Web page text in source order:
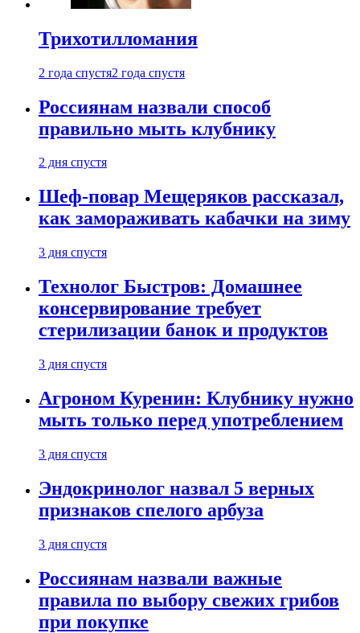
Трихотилломания
2 года спустя2 года спустя
Россиянам назвали способ
правильно мыть клубнику
2 дня спустя
Шеф-повар Мещеряков рассказал,
как замораживать кабачки на зиму
3 дня спустя
Технолог Быстров: Домашнее
консервирование требует
стерилизации банок и продуктов
3 дня спустя
Агроном Куренин: Клубнику нужно
мыть только перед употреблением
3 дня спустя
Эндокринолог назвал 5 верных
признаков спелого арбуза
3 дня спустя
Россиянам назвали важные
правила по выбору свежих грибов
при покупке